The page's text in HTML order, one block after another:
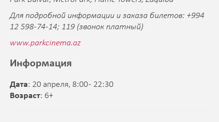
Для подробной информации и заказа билетов: +994
12 598-74-14; 119 (звонок платный)
www.parkcinema.az
Информация
Дата: 20 апреля, 8:00 - 22:30
Возраст: 6+